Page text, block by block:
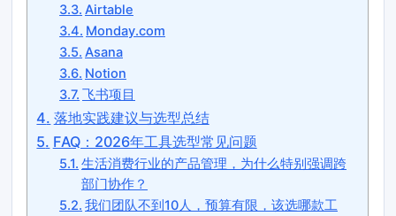
Airtable
Monday.com
Asana
Notion
飞书项目
落地实践建议与选型总结
FAQ：2026年工具选型常见问题
生活消费行业的产品管理，为什么特别强调跨
部门协作？
我们团队不到10人，预算有限，该选哪款工